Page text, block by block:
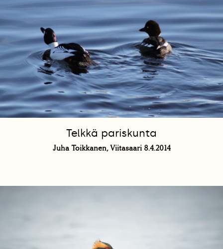
Telkkä pariskunta
Juha Toikkanen, Viitasaari 8.4.2014